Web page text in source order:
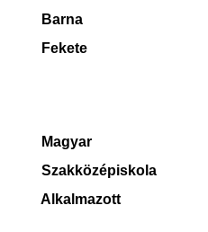
Barna
Fekete
Magyar
Szakközépiskola
Alkalmazott